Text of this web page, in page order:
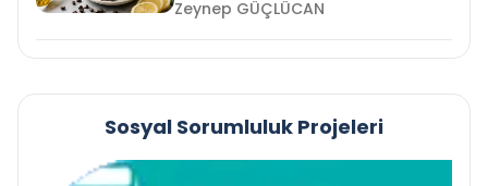
Zeynep GÜÇLÜCAN
Sosyal Sorumluluk Projeleri